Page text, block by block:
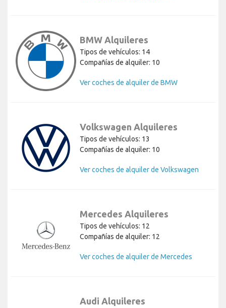
BMW Alquileres
Tipos de vehículos: 14
Compañías de alquiler: 10
Ver coches de alquiler de BMW
Volkswagen Alquileres
Tipos de vehículos: 13
Compañías de alquiler: 10
Ver coches de alquiler de Volkswagen
Mercedes Alquileres
Tipos de vehículos: 12
Compañías de alquiler: 12
Ver coches de alquiler de Mercedes
Audi Alquileres